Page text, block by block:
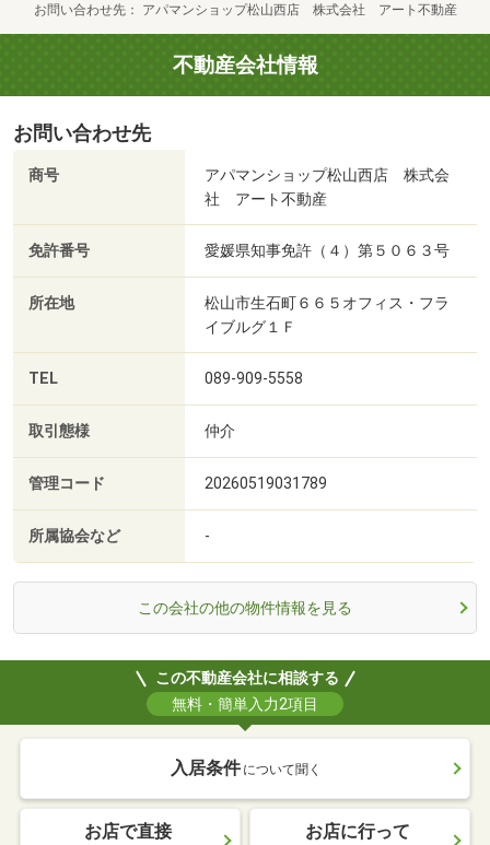
お問い合わせ先 アパマンショップ松山西店 株式会社 アート不動産
不動産会社情報
お問い合わせ先
商号
アパマンショップ松山西店 株式会
社 アート不動産
免許番号 愛媛県知事免許（４）第５０６３号
所在地
松山市生石町６６５オフィス・フラ
イブルグ１Ｆ
TEL 089-909-5558
取引態様 仲介
管理コード 20260519031789
所属協会など -
この会社の他の物件情報を見る
この不動産会社に相談する
無料・簡単入力2項目
入居条件 について聞く
お店で直接 お店に行って